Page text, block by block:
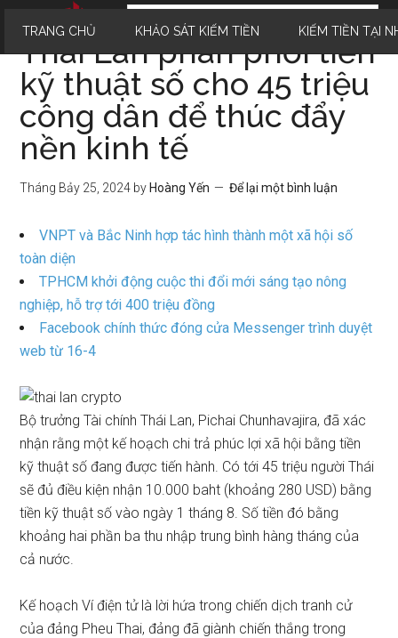
TRANG CHỦ KHẢO SÁT KIẾM TIỀN KIẾM TIỀN TẠI
Thái Lan phân phối tiền
kỹ thuật số cho 45 triệu
công dân để thúc đẩy
nền kinh tế
Tháng Bảy 25, 2024 by Hoàng Yến Để lại một bình luận
VNPT và Bắc Ninh hợp tác hình thành một xã hội số
toàn diện
TPHCM khởi động cuộc thi đổi mới sáng tạo nông
nghiệp, hỗ trợ tới 400 triệu đồng
Facebook chính thức đóng cửa Messenger trình duyệt
web từ 16-4
Bộ trưởng Tài chính Thái Lan, Pichai Chunhavajira, đã xác
nhận rằng một kế hoạch chi trả phúc lợi xã hội bằng tiền
kỹ thuật số đang được tiến hành. Có tới 45 triệu người Thái
sẽ đủ điều kiện nhận 10.000 baht (khoảng 280 USD) bằng
tiền kỹ thuật số vào ngày 1 tháng 8. Số tiền đó bằng
khoảng hai phần ba thu nhập trung bình hàng tháng của
cả nước.
Kế hoạch Ví điện tử là lời hứa trong chiến dịch tranh cử
của đảng Pheu Thai, đảng đã giành chiến thắng trong